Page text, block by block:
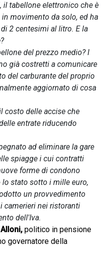
il tabellone elettronico che è
movimento da solo, ed ha
2 centesimi al litro. E la
del prezzo medio? I
già costretti a comunicare
del carburante del proprio
aggiornato di cosa
costo delle accise che
entrate riducendo
ad eliminare la gare
spiagge i cui contratti
forme di condono
stato sotto i mille euro,
un provvedimento
camerieri nei ristoranti
dell'Iva.
politico in pensione
governatore della